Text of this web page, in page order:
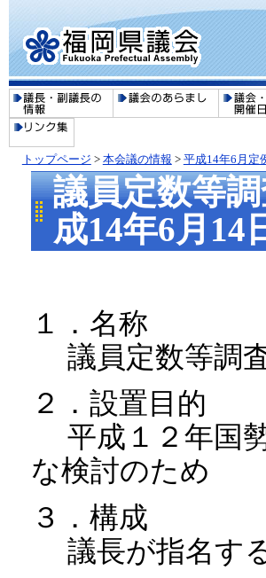
トップページ > 本会議の情報 > 平成14年6月定
議員定数等
成14年6月14
１．名称
議員定数等調
２．設置目的
平成１２年国
な検討のため
３．構成
議長が指名す